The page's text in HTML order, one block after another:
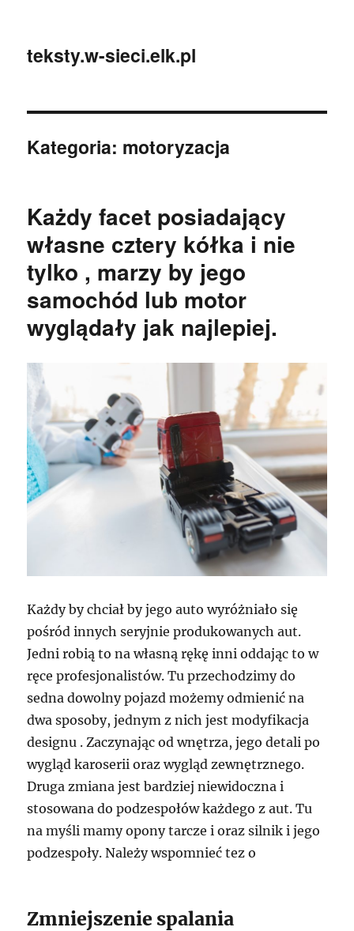
teksty.w-sieci.elk.pl
Kategoria: motoryzacja
Każdy facet posiadający
własne cztery kółka i nie
tylko , marzy by jego
samochód lub motor
wyglądały jak najlepiej.
Każdy by chciał by jego auto wyróżniało się
pośród innych seryjnie produkowanych aut.
Jedni robią to na własną rękę inni oddając to w
ręce profesjonalistów. Tu przechodzimy do
sedna dowolny pojazd możemy odmienić na
dwa sposoby, jednym z nich jest modyfikacja
designu . Zaczynając od wnętrza, jego detali po
wygląd karoserii oraz wygląd zewnętrznego.
Druga zmiana jest bardziej niewidoczna i
stosowana do podzespołów każdego z aut. Tu
na myśli mamy opony tarcze i oraz silnik i jego
podzespoły. Należy wspomnieć tez o
Zmniejszenie spalania